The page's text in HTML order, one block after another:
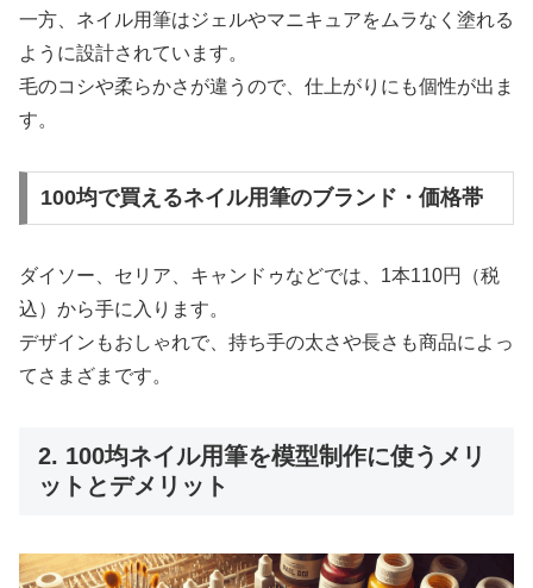
一方、ネイル用筆はジェルやマニキュアをムラなく塗れる
ように設計されています。
毛のコシや柔らかさが違うので、仕上がりにも個性が出ま
す。
100均で買えるネイル用筆のブランド・価格帯
ダイソー、セリア、キャンドゥなどでは、1本110円（税
込）から手に入ります。
デザインもおしゃれで、持ち手の太さや長さも商品によっ
てさまざまです。
2. 100均ネイル用筆を模型制作に使うメリ
ットとデメリット